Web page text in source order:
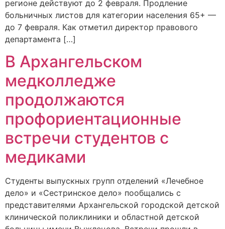
регионе действуют до 2 февраля. Продление
больничных листов для категории населения 65+ —
до 7 февраля. Как отметил директор правового
департамента […]
В Архангельском
медколледже
продолжаются
профориентационные
встречи студентов с
медиками
Студенты выпускных групп отделений «Лечебное
дело» и «Сестринское дело» пообщались с
представителями Архангельской городской детской
клинической поликлиники и областной детской